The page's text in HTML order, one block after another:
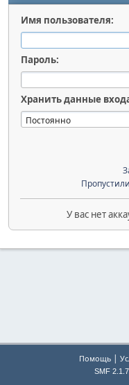
Имя пользователя:
Пароль:
Хранить данные
У вас нет
Помощь |
SMF